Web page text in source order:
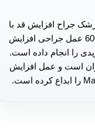
جراح افزایش قد با
بیش از 21 سال تجربه است. وی بیش از 600 عمل جراحی افزایش
ارتوپدی را انجام داده است.
است و عمل افزایش